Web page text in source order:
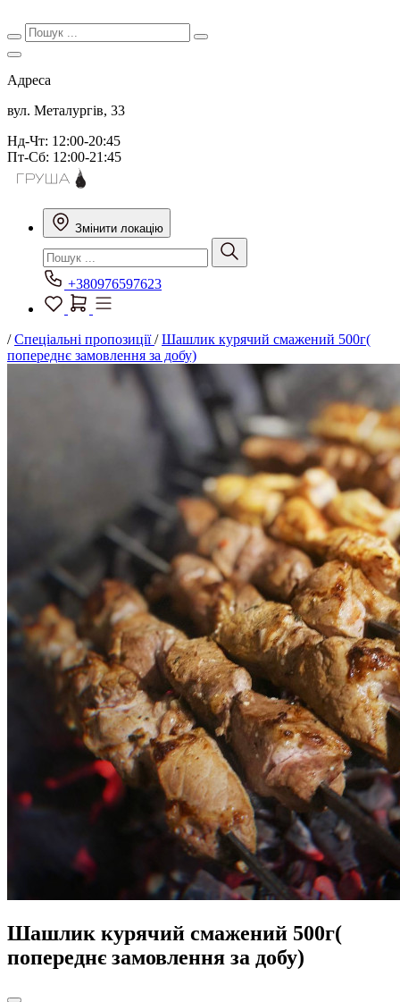
Адреса
вул. Металургів, 33
Нд-Чт: 12:00-20:45
Пт-Сб: 12:00-21:45
Змінити локацію
+380976597623
/Спеціальні пропозиції/Шашлик курячий смажений 500г(
попереднє замовлення за добу)
Шашлик курячий смажений 500г(
попереднє замовлення за добу)